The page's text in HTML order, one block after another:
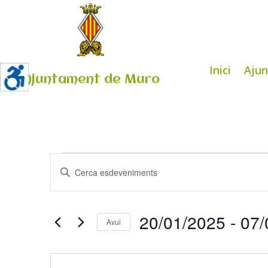
Ajuntament de Muro
Inici
Esdeveniments
Navegació
visual
i
d'Esdeveniments
Introduïu
clau.
Avui 20/01/2025 -
date.